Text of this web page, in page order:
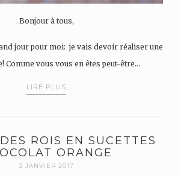
Bonjour à tous,
jour pour moi: je vais devoir réaliser une
Comme vous vous en êtes peut-être…
LIRE PLUS
ROIS EN SUCETTES
ORANGE
3 JANVIER 2017